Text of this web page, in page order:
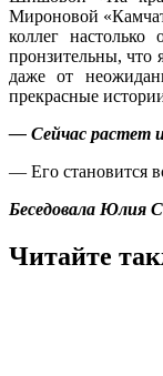
Мироновой
коллег настолько
пронзительны, что
даже от
прекрасные
— Сейчас растет
— Его становится
Беседовала Юлия
Читайте